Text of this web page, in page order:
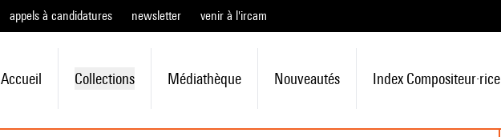
appels à candidatures newsletter venir à l'ircam
Accueil Collections Médiathèque Nouveautés Index Compositeur·rice